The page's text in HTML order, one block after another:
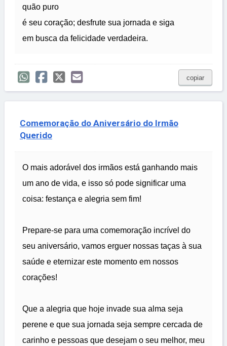
quão puro
é seu coração; desfrute sua jornada e siga
em busca da felicidade verdadeira.
copiar
Comemoração do Aniversário do Irmão
Querido
O mais adorável dos irmãos está ganhando mais
um ano de vida, e isso só pode significar uma
coisa: festança e alegria sem fim!
Prepare-se para uma comemoração incrível do
seu aniversário, vamos erguer nossas taças à sua
saúde e eternizar este momento em nossos
corações!
Que a alegria que hoje invade sua alma seja
perene e que sua jornada seja sempre cercada de
carinho e pessoas que desejam o seu melhor, meu